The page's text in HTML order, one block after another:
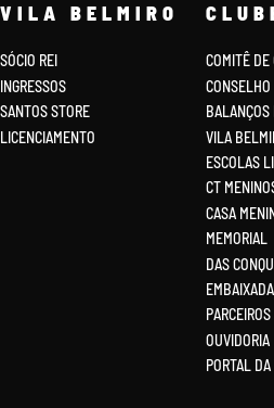
VILA BELMIRO
SÓCIO REI
INGRESSOS
SANTOS STORE
LICENCIAMENTO
COMITÊ DE
BALANÇOS
VILA
ESCOLAS
CT
CASA
MEMORIAL
DAS
PARCEIROS
OUVIDORIA
PORTAL